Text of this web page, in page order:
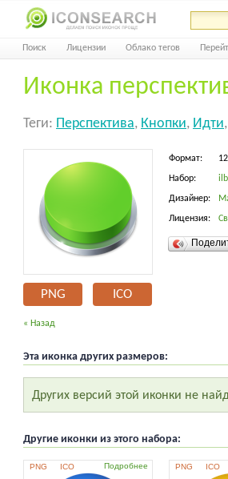
Поиск Лицензии Облако тегов
Иконка
Теги: Перспектива, Кнопки, Идти,
PNG ICO
Формат:
Набор: ilb
Дизайнер:
Лицензия:
« Назад
Эта иконка других размеров:
Других версий этой иконки не
Другие иконки из этого набора:
PNG ICO Подробнее PNG ICO